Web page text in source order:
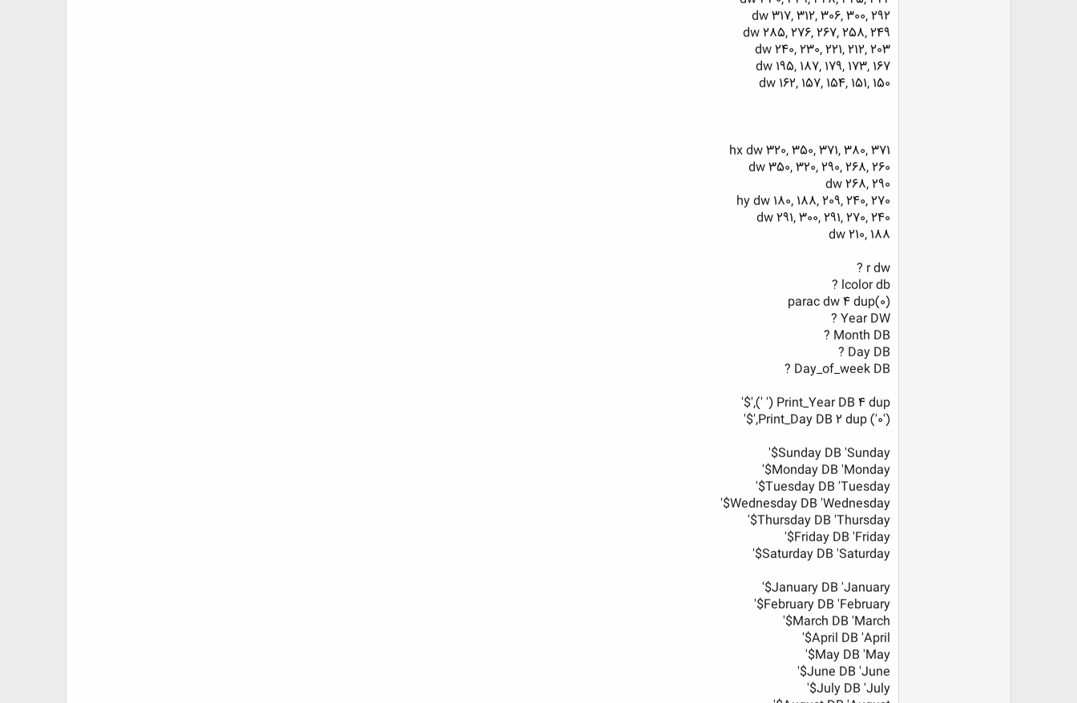
dw 317, 312, 306, 300, 292
dw 285, 276, 267, 258, 249
dw 240, 230, 221, 212, 203
dw 195, 187, 179, 173, 167
dw 162, 157, 154, 151, 150
hx dw 320, 350, 371, 380, 371
dw 350, 320, 290, 268, 260
dw 268, 290
hy dw 180, 188, 209, 240, 270
dw 291, 300, 291, 270, 240
dw 210, 188
r dw ?
lcolor db ?
parac dw 4 dup(0)
Year DW ?
Month DB ?
Day DB ?
Day_of_week DB ?
Print_Year DB 4 dup (' '),'$'
Print_Day DB 2 dup ('0'),'$'
Sunday DB 'Sunday$'
Monday DB 'Monday$'
Tuesday DB 'Tuesday$'
Wednesday DB 'Wednesday$'
Thursday DB 'Thursday$'
Friday DB 'Friday$'
Saturday DB 'Saturday$'
January DB 'January$'
February DB 'February$'
March DB 'March$'
April DB 'April$'
May DB 'May$'
June DB 'June$'
July DB 'July$'